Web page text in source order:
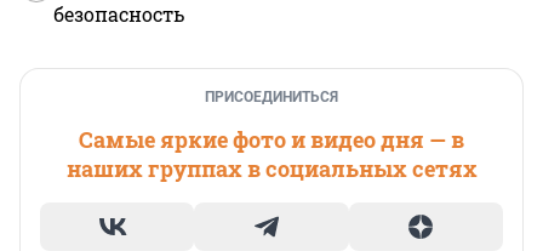
безопасность
ПРИСОЕДИНИТЬСЯ
Самые яркие фото и видео дня — в
наших группах в социальных сетях